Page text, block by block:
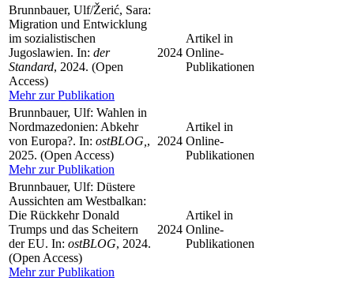
Brunnbauer, Ulf/Žerić, Sara:
Migration und Entwicklung
im sozialistischen
Jugoslawien. In: der
Standard, 2024. (Open
Access)
Mehr zur Publikation
2024
Artikel in
Online-
Publikationen
Brunnbauer, Ulf: Wahlen in
Nordmazedonien: Abkehr
von Europa?. In: ostBLOG, ,
2025. (Open Access)
Mehr zur Publikation
2024
Artikel in
Online-
Publikationen
Brunnbauer, Ulf: Düstere
Aussichten am Westbalkan:
Die Rückkehr Donald
Trumps und das Scheitern
der EU. In: ostBLOG, 2024.
(Open Access)
Mehr zur Publikation
2024
Artikel in
Online-
Publikationen